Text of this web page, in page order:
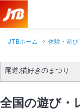
JTBホーム 体験・遊
尾道,猫好きのまつり
全国の遊び・